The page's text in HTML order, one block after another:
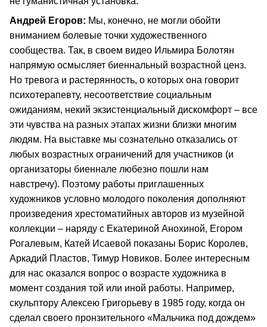
Андрей Егоров: Мы, конечно, не могли обойти
вниманием болевые точки художественного
сообщества. Так, в своем видео Ильмира Болотян
напрямую осмысляет биеннальный возрастной ценз.
Но тревога и растерянность, о которых она говорит
психотерапевту, несоответствие социальным
ожиданиям, некий экзистенциальный дискомфорт – все
эти чувства на разных этапах жизни близки многим
людям. На выставке мы сознательно отказались от
любых возрастных ограничений для участников (и
организаторы биеннале любезно пошли нам
навстречу). Поэтому работы приглашенных
художников условно молодого поколения дополняют
произведения хрестоматийных авторов из музейной
коллекции – наряду с Екатериной Анохиной, Егором
Рогалевым, Катей Исаевой показаны Борис Королев,
Аркадий Пластов, Тимур Новиков. Более интересным
для нас оказался вопрос о возрасте художника в
момент создания той или иной работы. Например,
скульптору Алексею Григорьеву в 1985 году, когда он
сделал своего пронзительного «Мальчика под дождем»